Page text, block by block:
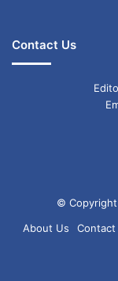
Contact Us
© Copyright
About Us
Contact